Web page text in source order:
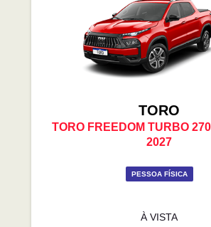
TORO
TORO FREEDOM TURBO
2027
PESSOA FÍSICA
À VISTA